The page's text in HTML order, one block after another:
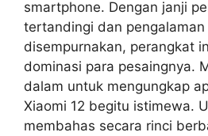
smartphone. Dengan janji
tertandingi dan pengalaman
disempurnakan, perangkat
dominasi para pesaingnya.
dalam untuk mengungkap
Xiaomi 12 begitu istimewa.
membahas secara rinci